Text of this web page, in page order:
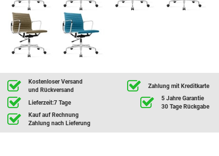
Kostenloser Versand
und Rückversand
Zahlung mit Kreditkarte
Lieferzeit:7 Tage
5 Jahre Garantie
30 Tage Rückgabe
Kauf auf Rechnung
Zahlung nach Lieferung